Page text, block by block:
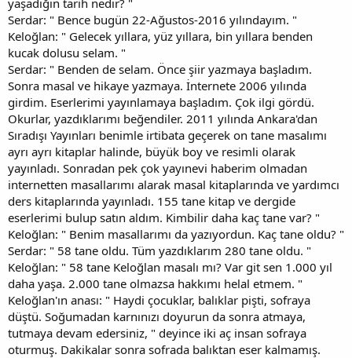
Serdar: " Bence bugün 22-Ağustos-2016 yılındayım. "
Keloğlan: " Gelecek yıllara, yüz yıllara, bin yıllara benden
kucak dolusu selam. "
Serdar: " Benden de selam. Önce şiir yazmaya başladım.
Sonra masal ve hikaye yazmaya. İnternete 2006 yılında
girdim. Eserlerimi yayınlamaya başladım. Çok ilgi gördü.
Okurlar, yazdıklarımı beğendiler. 2011 yılında Ankara'dan
Sıradışı Yayınları benimle irtibata geçerek on tane masalımı
ayrı ayrı kitaplar halinde, büyük boy ve resimli olarak
yayınladı. Sonradan pek çok yayınevi haberim olmadan
internetten masallarımı alarak masal kitaplarında ve yardımcı
ders kitaplarında yayınladı. 155 tane kitap ve dergide
eserlerimi bulup satın aldım. Kimbilir daha kaç tane var? "
Keloğlan: " Benim masallarımı da yazıyordun. Kaç tane oldu? "
Serdar: " 58 tane oldu. Tüm yazdıklarım 280 tane oldu. "
Keloğlan: " 58 tane Keloğlan masalı mı? Var git sen 1.000 yıl
daha yaşa. 2.000 tane olmazsa hakkımı helal etmem. "
Keloğlan'ın anası: " Haydi çocuklar, balıklar pişti, sofraya
düştü. Soğumadan karnınızı doyurun da sonra atmaya,
tutmaya devam edersiniz, " deyince iki aç insan sofraya
oturmuş. Dakikalar sonra sofrada balıktan eser kalmamış.